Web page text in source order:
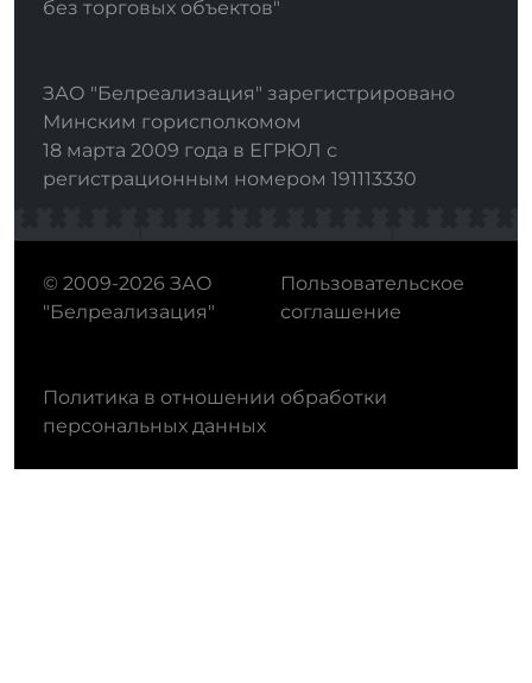
без торговых объектов"
ЗАО "Белреализация" зарегистрировано
Минским горисполкомом
18 марта 2009 года в ЕГРЮЛ с
регистрационным номером 191113330
© 2009-2026 ЗАО
"Белреализация"
Пользовательское
соглашение
Политика в отношении обработки
персональных данных